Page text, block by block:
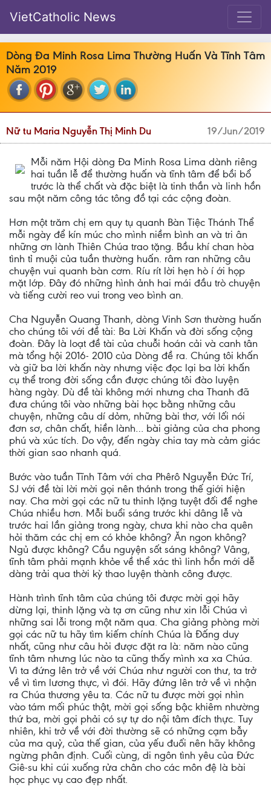
VietCatholic News
Dòng Đa Minh Rosa Lima Thường Huấn Và Tĩnh Tâm
Năm 2019
Nữ tu Maria Nguyễn Thị Minh Du 19/Jun/2019
Mỗi năm Hội dòng Đa Minh Rosa Lima dành riêng
hai tuần lễ để thường huấn và tĩnh tâm để bồi bổ
trước là thể chất và đặc biệt là tinh thần và linh hồn
sau một năm công tác tông đồ tại các cộng đoàn.
Hơn một trăm chị em quy tụ quanh Bàn Tiệc Thánh Thể
mỗi ngày để kín múc cho mình niềm bình an và tri ân
những ơn lành Thiên Chúa trao tặng. Bầu khí chan hòa
tình tỉ muội của tuần thường huấn. râm ran những câu
chuyện vui quanh bàn cơm. Ríu rít lời hẹn hò í ới họp
mặt lớp. Đây đó những hình ảnh hai mái đầu trò chuyện
và tiếng cười reo vui trong veo bình an.
Cha Nguyễn Quang Thanh, dòng Vinh Sơn thường huấn
cho chúng tôi với đề tài: Ba Lời Khấn và đời sống cộng
đoàn. Đây là loạt đề tài của chuỗi hoán cải và canh tân
mà tổng hội 2016- 2010 của Dòng đề ra. Chúng tôi khấn
và giữ ba lời khấn này nhưng việc đọc lại ba lời khấn
cụ thể trong đời sống cần được chúng tôi đào luyện
hàng ngày. Dù đề tài không mới nhưng cha Thanh đã
đưa chúng tôi vào những bài học bằng những câu
chuyện, những câu dí dỏm, những bài thơ, với lối nói
đơn sơ, chân chất, hiền lành… bài giảng của cha phong
phú và xúc tích. Do vậy, đến ngày chia tay mà cảm giác
thời gian sao nhanh quá.
Bước vào tuần Tĩnh Tâm với cha Phêrô Nguyễn Đức Trí,
SJ với đề tài lời mời gọi nên thánh trong thế giới hiện
nay. Cha mời gọi các nữ tu thinh lặng tuyệt đối để nghe
Chúa nhiều hơn. Mỗi buổi sáng trước khi dâng lễ và
trước hai lần giảng trong ngày, chưa khi nào cha quên
hỏi thăm các chị em có khỏe không? Ăn ngon không?
Ngủ được không? Cầu nguyện sốt sáng không? Vâng,
tĩnh tâm phải mạnh khỏe về thể xác thì linh hồn mới dễ
dàng trải qua thời kỳ thao luyện thành công được.
Hành trình tĩnh tâm của chúng tôi được mời gọi hãy
dừng lại, thinh lặng và tạ ơn cũng như xin lỗi Chúa vì
những sai lỗi trong một năm qua. Cha giảng phòng mời
gọi các nữ tu hãy tìm kiếm chính Chúa là Đấng duy
nhất, cũng như câu hỏi được đặt ra là: năm nào cũng
tĩnh tâm nhưng lúc nào ta cũng thấy mình xa xa Chúa.
Vì ta đứng lên trở về với Chúa như người con thư, ta trở
về vì tìm lương thực, vì đói. Hãy đứng lên trở về vì nhận
ra Chúa thương yêu ta. Các nữ tu được mời gọi nhìn
vào tám mối phúc thật, mời gọi sống bậc khiêm nhường
thứ ba, mời gọi phải có sự tự do nội tâm đích thực. Tuy
nhiên, khi trở về với đời thường sẽ có những cạm bẫy
của ma quỷ, của thế gian, của yếu đuối nên hãy không
ngừng phân định. Cuối cùng, di ngôn tình yêu của Đức
Giê-su khi cúi xuống rửa chân cho các môn đệ là bài
học phục vụ cao đẹp nhất.